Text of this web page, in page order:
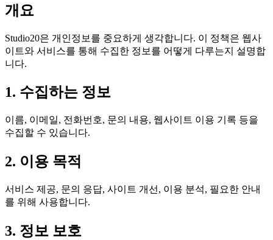
개요
Studio20은 개인정보를 중요하게 생각합니다. 이 정책은 웹사
이트와 서비스를 통해 수집한 정보를 어떻게 다루는지 설명합
니다.
1. 수집하는 정보
이름, 이메일, 전화번호, 문의 내용, 웹사이트 이용 기록 등을
수집할 수 있습니다.
2. 이용 목적
서비스 제공, 문의 응답, 사이트 개선, 이용 분석, 필요한 안내
를 위해 사용합니다.
3. 정보 보호